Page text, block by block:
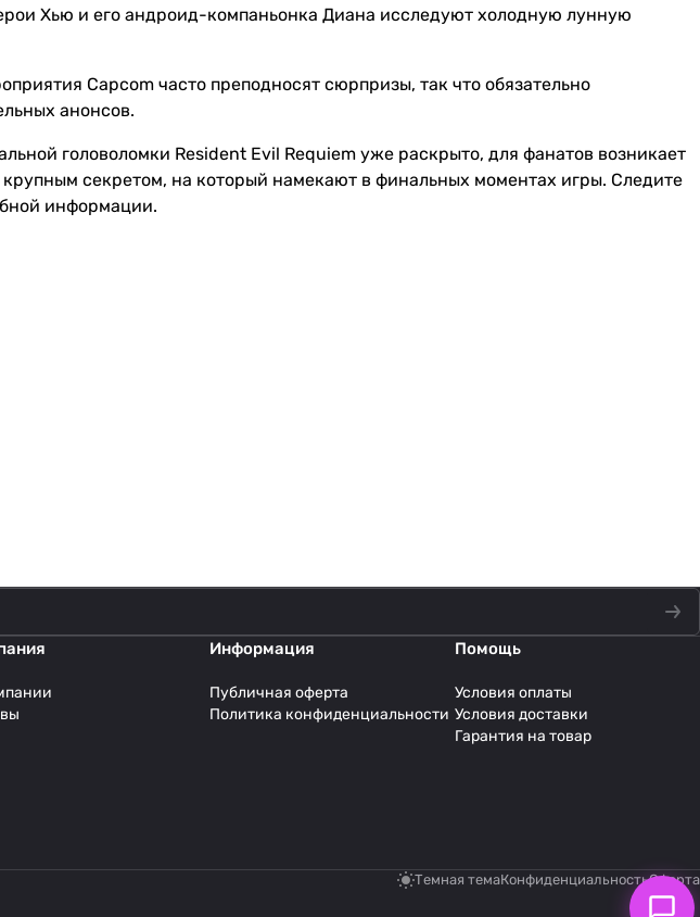
Хью и его андроид-компаньонка Диана исследуют холодную лунную
Capcom часто преподносят сюрпризы, так что обязательно
анонсов.
головоломки Resident Evil Requiem уже раскрыто, для фанатов возникает
секретом, на который намекают в финальных моментах игры. Следите
информации.
Информация
Публичная оферта
Политика конфиденциальности
Помощь
Условия оплаты
Условия доставки
Гарантия на товар
Темная темаКонфиденциальностьОферта